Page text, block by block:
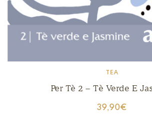
TEA
Per Tè 2 – Tè Verde E
39,90€